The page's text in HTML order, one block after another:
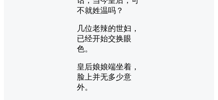
不就姓温吗？
几位老辣的世妇，
已经开始交换眼
色。
皇后娘娘端坐着，
脸上并无多少意
外。